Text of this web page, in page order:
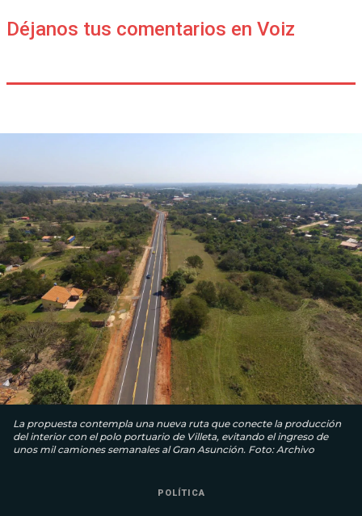
Déjanos tus comentarios en Voiz
La propuesta contempla una nueva ruta que conecte la producción
del interior con el polo portuario de Villeta, evitando el ingreso de
unos mil camiones semanales al Gran Asunción. Foto: Archivo
POLÍTICA